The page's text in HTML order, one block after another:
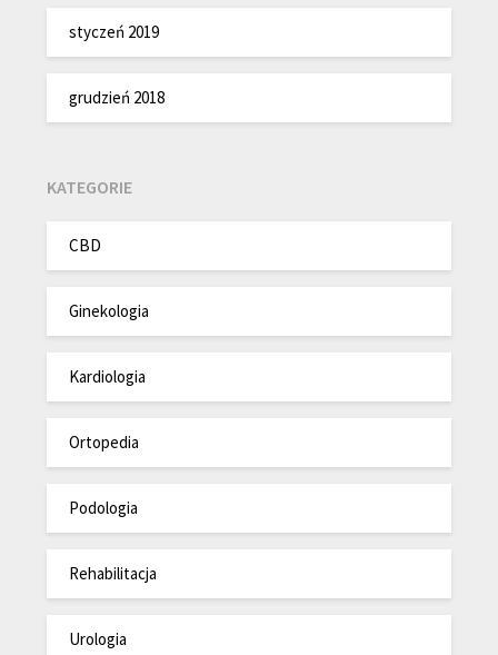
styczeń 2019
grudzień 2018
KATEGORIE
CBD
Ginekologia
Kardiologia
Ortopedia
Podologia
Rehabilitacja
Urologia